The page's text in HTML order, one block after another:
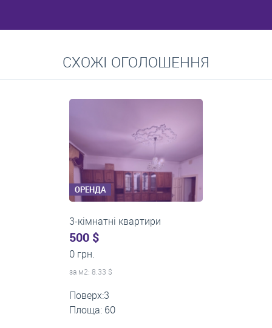
Середні ціни на довготривалу оренду квартир, особняків,
кімнат
СХОЖІ ОГОЛОШЕННЯ
ОРЕНДА
3-кімнатні квартири
0 $
19 200 грн.
за м2: 0.00 $
Поверх:1
Площа: 80